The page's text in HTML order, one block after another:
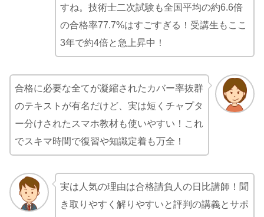
すね。技術士二次試験も全国平均の約6.6倍
の合格率77.7%はすごすぎる！受講生もここ
3年で約4倍と急上昇中！
合格に必要な全てが凝縮されたカバー率抜群
のテキストが有名だけど、実は短くチャプタ
ー分けされたスマホ教材も使いやすい！これ
でスキマ時間で復習や知識定着も万全！
実は人気の理由は合格請負人の日比講師！聞
き取りやすく解りやすいと評判の講義とサポ